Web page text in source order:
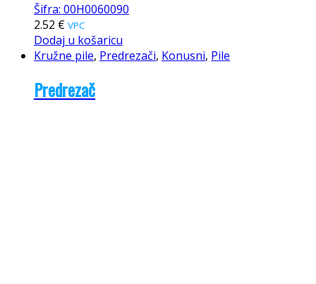
Šifra: 00H0060090
2.52 € VPC
Dodaj u košaricu
Kružne pile, Predrezači, Konusni, Pile
Predrezač